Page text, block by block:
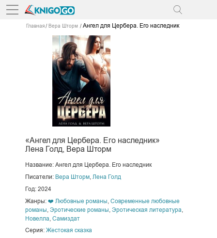
Главная Вера Шторм Ангел для Цербера. Его наследник
«Ангел для Цербера. Его наследник»
Лена Голд, Вера Шторм
Название: Ангел для Цербера. Его наследник
Писатели: Вера Шторм, Лена Голд
Год: 2024
Жанры: ❤️ Любовные романы Современные любовные
романы Эротические романы Эротическая литература
Новелла Самиздат
Серия: Жестокая сказка